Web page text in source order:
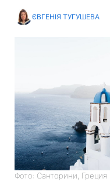
ЄВГЕНІЯ ТУГУШЕВА
Фото: Санторини, Греция